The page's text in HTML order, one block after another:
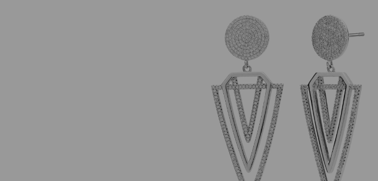
Darmowa dostawa powyżej 200 zł